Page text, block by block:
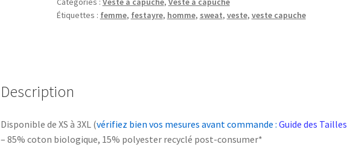
Étiquettes : femme, festayre, homme, sweat, veste, veste capuche
Description
Disponible de XS à 3XL (vérifiez bien vos mesures avant commande :Guide des Tailles
– 85% coton biologique, 15% polyester recyclé post-consumer*